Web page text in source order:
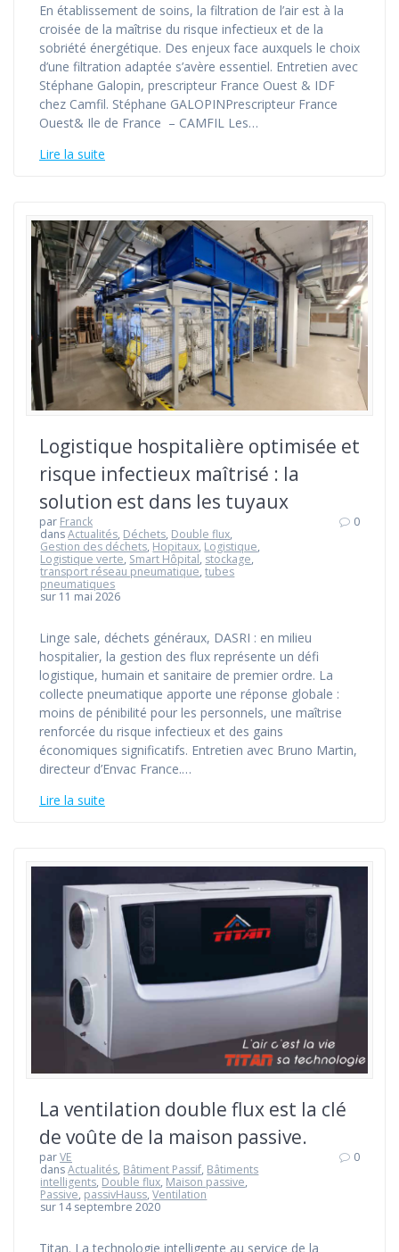
En établissement de soins, la filtration de l’air est à la
croisée de la maîtrise du risque infectieux et de la
sobriété énergétique. Des enjeux face auxquels le choix
d’une filtration adaptée s’avère essentiel. Entretien avec
Stéphane Galopin, prescripteur France Ouest & IDF
chez Camfil. Stéphane GALOPINPrescripteur France
Ouest& Ile de France – CAMFIL Les…
Lire la suite
Logistique hospitalière optimisée et
risque infectieux maîtrisé : la
solution est dans les tuyaux
par Franck
dansActualités, Déchets, Double flux,
Gestion des déchets, Hopitaux, Logistique,
Logistique verte, Smart Hôpital, stockage,
transport réseau pneumatique,tubes
pneumatiques
sur 11 mai 2026
0
Linge sale, déchets généraux, DASRI : en milieu
hospitalier, la gestion des flux représente un défi
logistique, humain et sanitaire de premier ordre. La
collecte pneumatique apporte une réponse globale :
moins de pénibilité pour les personnels, une maîtrise
renforcée du risque infectieux et des gains
économiques significatifs. Entretien avec Bruno Martin,
directeur d’Envac France.…
Lire la suite
La ventilation double flux est la clé
de voûte de la maison passive.
parVE
dansActualités, Bâtiment Passif, Bâtiments
intelligents, Double flux, Maison passive,
Passive, passivHauss,Ventilation
sur 14 septembre 2020
0
Titan. La technologie intelligente au service de la